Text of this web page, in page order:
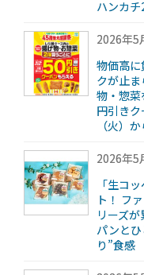
ハンカ
2026年5
物価高
クが止
物・惣
円引き
（火）
2026年5
「生コ
ト！ フ
リーズ
パンと
り”食感